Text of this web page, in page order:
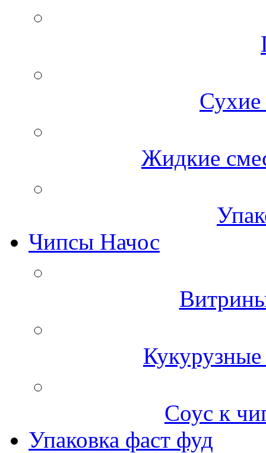
Сухие
Жидкие
Чипсы Начос
Соус к
Упаковка фаст фуд